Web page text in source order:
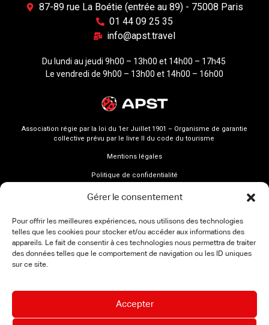
Gérer le consentement
Pour offrir les meilleures expériences, nous utilisons des technologies
telles que les cookies pour stocker et/ou accéder aux informations des
appareils. Le fait de consentir à ces technologies nous permettra de traiter
des données telles que le comportement de navigation ou les ID uniques
sur ce site.
Accepter
87-89 rue La Boétie (entrée au 89) - 75008 Paris
01 44 09 25 35
info@apst.travel
Du lundi au jeudi 9h00 – 13h00 et 14h00 – 17h45
Le vendredi de 9h00 – 13h00 et 14h00 – 16h00
Association régie par la loi du 1er Juillet 1901 – Organisme de garantie
collective prévu par le livre II du code du tourisme
Mentions légales
Politique de confidentialité